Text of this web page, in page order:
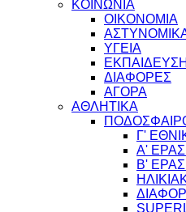
ΚΟΙΝΩΝΙΑ
ΟΙΚΟΝΟΜΙΑ
ΥΓΕΙΑ
ΕΚΠΑΙΔΕΥΣΗ
ΔΙΑΦΟΡΕΣ
ΑΓΟΡΑ
ΑΘΛΗΤΙΚΑ
Γ'
Α'
Β'